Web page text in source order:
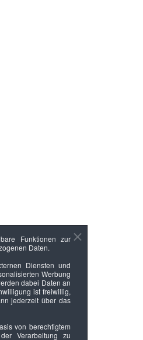
Funktionen zur
Daten.
Diensten und
Werbung
dabei Daten an
ist freiwillig,
jederzeit über das
von berechtigtem
Verarbeitung zu